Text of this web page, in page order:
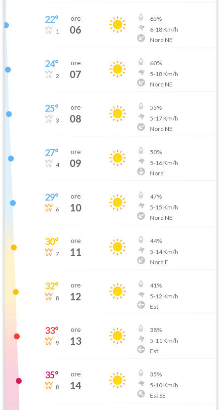
22°
1
ore
06
65%
6-18Km/h
Nord NE
24°
2
ore
07
60%
5-18Km/h
Nord NE
25°
3
ore
08
55%
5-17Km/h
Nord NE
27°
4
ore
09
50%
5-16Km/h
Nord
29°
6
ore
10
47%
5-15 Km/h
Nord NE
30°
7
ore
11
44%
5-14Km/h
Nord E
32°
8
ore
12
41%
5-12 Km/h
Est
33°
9
ore
13
38%
5-11 Km/h
Est
35°
8
ore
14
35%
5-10Km/h
Est SE